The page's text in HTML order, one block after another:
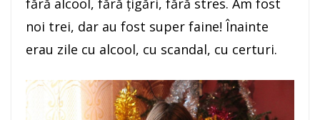
fără alcool, fără ţigări, fără stres. Am fost
noi trei, dar au fost super faine! Înainte
erau zile cu alcool, cu scandal, cu certuri.